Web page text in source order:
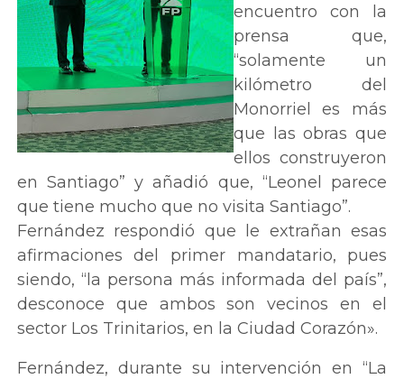
encuentro con la
prensa que,
“solamente un
kilómetro del
Monorriel es más
que las obras que
ellos construyeron
en Santiago” y añadió que, “Leonel parece
que tiene mucho que no visita Santiago”.
Fernández respondió que le extrañan esas
afirmaciones del primer mandatario, pues
siendo, “la persona más informada del país”,
desconoce que ambos son vecinos en el
sector Los Trinitarios, en la Ciudad Corazón».
Fernández, durante su intervención en “La